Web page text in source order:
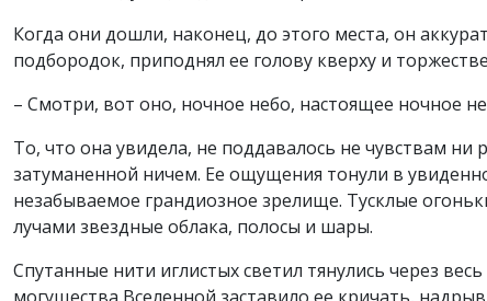
Когда они дошли, наконец, до этого места, он
подбородок, приподнял ее голову кверху и
– Смотри, вот оно, ночное небо, настоящее ночное
То, что она увидела, не поддавалось не чувствам
затуманенной ничем. Ее ощущения тонули в
незабываемое грандиозное зрелище. Тусклые
лучами звездные облака, полосы и шары.
Спутанные нити иглистых светил тянулись через